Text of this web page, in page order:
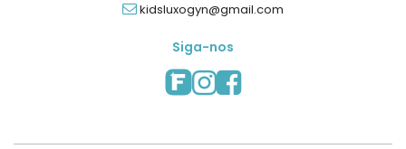
kidsluxogyn@gmail.com
Siga-nos